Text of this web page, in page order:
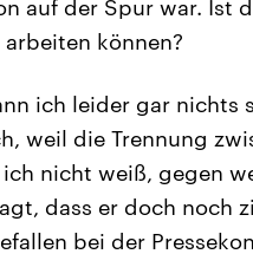
auf der Spur war. Ist
können?
ich leider gar nichts
weil die Trennung
nicht weiß, gegen
dass er doch noch
bei der